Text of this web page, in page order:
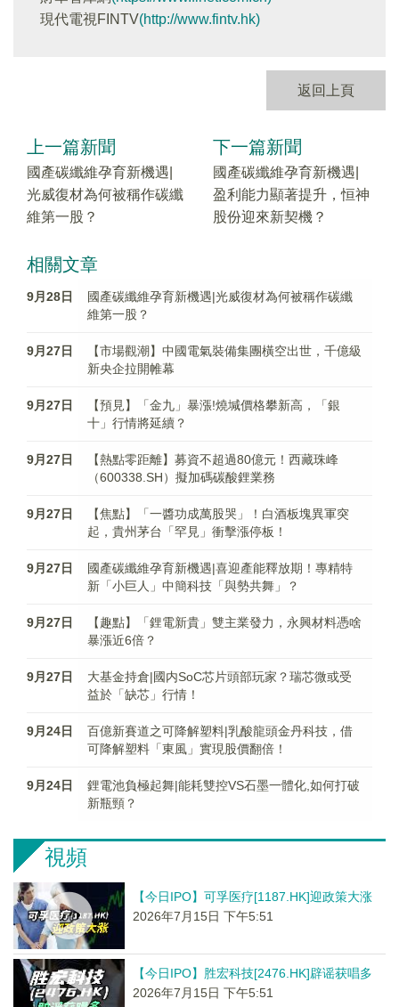
現代電視FINTV(http://www.fintv.hk)
返回上頁
上一篇新聞
國產碳纖維孕育新機遇|
光威復材為何被稱作碳纖
維第一股？
下一篇新聞
國產碳纖維孕育新機遇|
盈利能力顯著提升，恒神
股份迎來新契機？
相關文章
9月28日
國產碳纖維孕育新機遇|光威復材為何被稱作碳纖
維第一股？
9月27日
【市場觀潮】中國電氣裝備集團橫空出世，千億級
新央企拉開帷幕
9月27日
【預見】「金九」暴漲!燒堿價格攀新高，「銀
十」行情將延續？
9月27日
【熱點零距離】募資不超過80億元！西藏珠峰
（600338.SH）擬加碼碳酸鋰業務
9月27日
【焦點】「一醬功成萬股哭」！白酒板塊異軍突
起，貴州茅台「罕見」衝擊漲停板！
9月27日
國產碳纖維孕育新機遇|喜迎產能釋放期！專精特
新「小巨人」中簡科技「與勢共舞」？
9月27日
【趣點】「鋰電新貴」雙主業發力，永興材料憑啥
暴漲近6倍？
9月27日
大基金持倉|國内SoC芯片頭部玩家？瑞芯微或受
益於「缺芯」行情！
9月24日
百億新賽道之可降解塑料|乳酸龍頭金丹科技，借
可降解塑料「東風」實現股價翻倍！
9月24日
鋰電池負極起舞|能耗雙控VS石墨一體化,如何打破
新瓶頸？
視頻
【今日IPO】可孚医疗[1187.HK]迎政策大涨
2026年7月15日 下午5:51
【今日IPO】胜宏科技[2476.HK]辟谣获唱多
2026年7月15日 下午5:51